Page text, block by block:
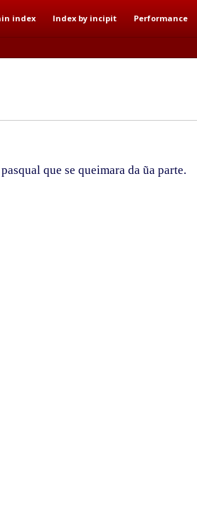
index Index by incipit Performance
que se queimara da ũa parte.